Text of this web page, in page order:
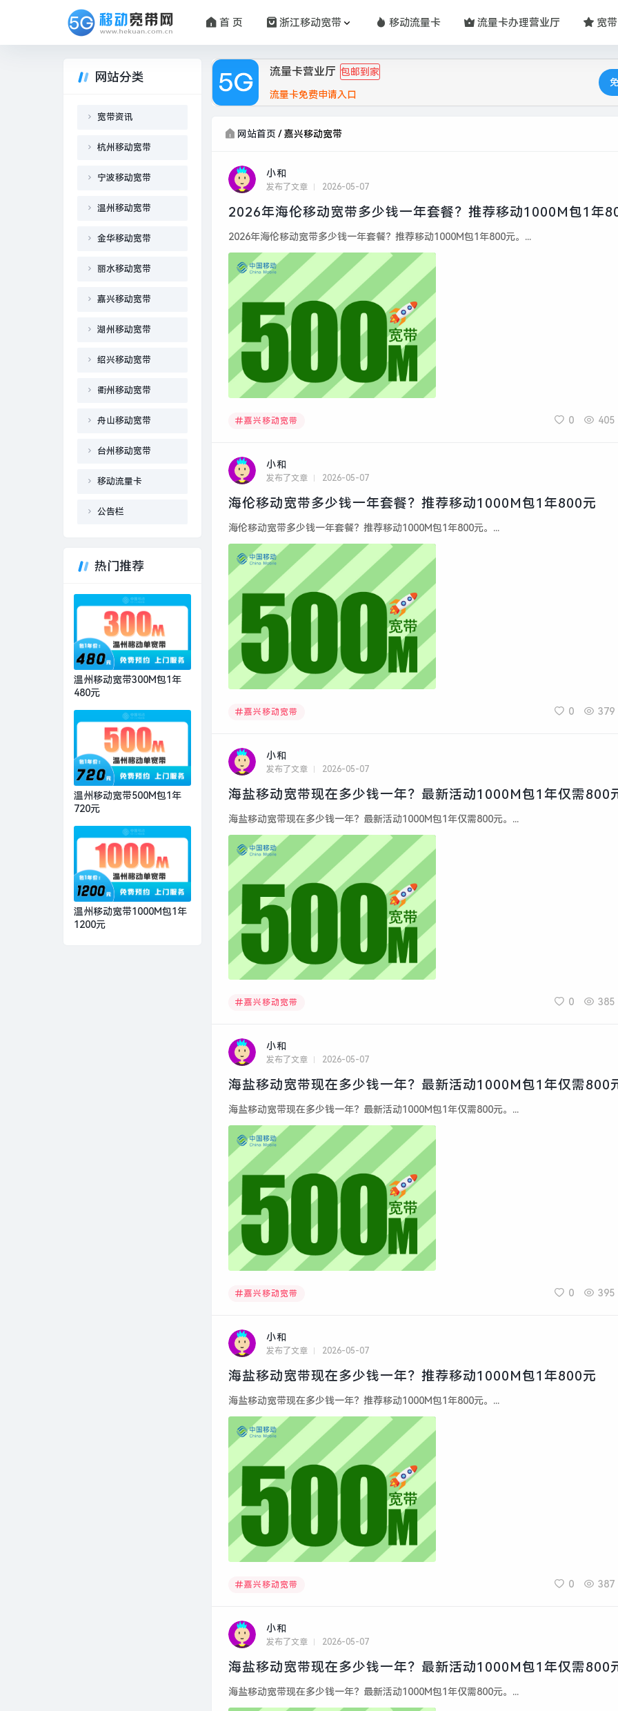
首 页 浙江移动宽带 移动流量卡 流量卡办理营业厅 宽
流量卡营业厅 包邮到家
流量卡免费申请入口
网站首页 /嘉兴移动宽带
小和
发布了文章 2026-05-07
2026年海伦移动宽带多少钱一年套餐？推荐移动1000M包1年
2026年海伦移动宽带多少钱一年套餐？推荐移动1000M包1年800元。...
嘉兴移动宽带 0 405
小和
发布了文章 2026-05-07
海伦移动宽带多少钱一年套餐？推荐移动1000M包1年800元
海伦移动宽带多少钱一年套餐？推荐移动1000M包1年800元。...
嘉兴移动宽带 0 379
小和
发布了文章 2026-05-07
海盐移动宽带现在多少钱一年？最新活动1000M包1年仅需800
海盐移动宽带现在多少钱一年？最新活动1000M包1年仅需800元。...
嘉兴移动宽带 0 385
小和
发布了文章 2026-05-07
海盐移动宽带现在多少钱一年？最新活动1000M包1年仅需800
海盐移动宽带现在多少钱一年？最新活动1000M包1年仅需800元。...
嘉兴移动宽带 0 395
小和
发布了文章 2026-05-07
海盐移动宽带现在多少钱一年？推荐移动1000M包1年800元
海盐移动宽带现在多少钱一年？推荐移动1000M包1年800元。...
嘉兴移动宽带 0 387
小和
发布了文章 2026-05-07
海盐移动宽带现在多少钱一年？最新活动1000M包1年仅需800
海盐移动宽带现在多少钱一年？最新活动1000M包1年仅需800元。...
网站分类
宽带资讯
杭州移动宽带
宁波移动宽带
温州移动宽带
金华移动宽带
丽水移动宽带
嘉兴移动宽带
湖州移动宽带
绍兴移动宽带
衢州移动宽带
舟山移动宽带
台州移动宽带
移动流量卡
公告栏
热门推荐
温州移动宽带300M包1年
480元
温州移动宽带500M包1年
720元
温州移动宽带1000M包1年
1200元